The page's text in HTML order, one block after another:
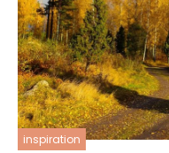
inspiration